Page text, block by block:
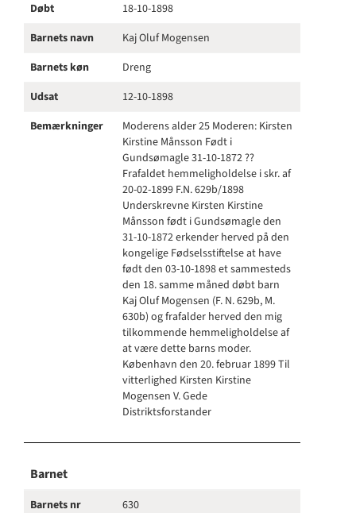
Døbt
18-10-1898
Barnets navn
Kaj Oluf Mogensen
Barnets køn
Dreng
Udsat
12-10-1898
Bemærkninger
Moderens alder 25 Moderen: Kirsten
Kirstine Månsson Født i
Gundsømagle 31-10-1872 ??
Frafaldet hemmeligholdelse i skr. af
20-02-1899 F.N. 629b/1898
Underskrevne Kirsten Kirstine
Månsson født i Gundsømagle den
31-10-1872 erkender herved på den
kongelige Fødselsstiftelse at have
født den 03-10-1898 et sammesteds
den 18. samme måned døbt barn
Kaj Oluf Mogensen (F. N. 629b, M.
630b) og frafalder herved den mig
tilkommende hemmeligholdelse af
at være dette barns moder.
København den 20. februar 1899 Til
vitterlighed Kirsten Kirstine
Mogensen V. Gede
Distriktsforstander
Barnet
Barnets nr
630